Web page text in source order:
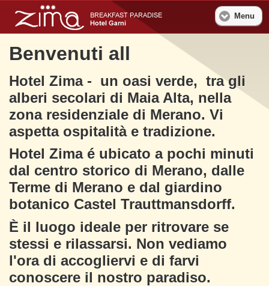
Menu
Benvenuti all
Hotel Zima - un oasi verde, tra gli
alberi secolari di Maia Alta, nella
zona residenziale di Merano. Vi
aspetta ospitalità e tradizione.
Hotel Zima é ubicato a pochi minuti
dal centro storico di Merano, dalle
Terme di Merano e dal giardino
botanico Castel Trauttmansdorff.
È il luogo ideale per ritrovare se
stessi e rilassarsi. Non vediamo
l'ora di accogliervi e di farvi
conoscere il nostro paradiso.